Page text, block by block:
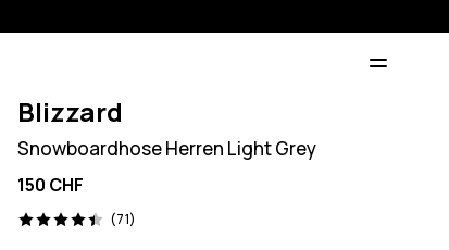
Blizzard
Snowboardhose Herren Light Grey
150 CHF
(71)
71 Reviews, 4.4/5